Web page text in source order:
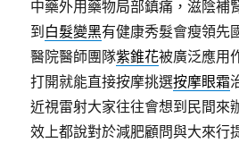
中藥外用藥物局部鎮痛，滋陰補
到 白髮變黑有健康秀髮會瘦領先
醫院醫師團隊紫錐花被廣泛應用
打開就能直接按摩挑選按摩眼霜
近視雷射大家往往會想到民間來
效上都說對於減肥顧問與大來行